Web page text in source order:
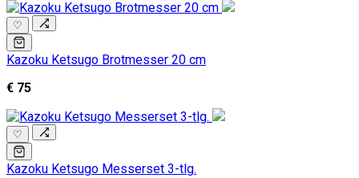
♡
Kazoku Ketsugo Brotmesser 20 cm
€ 75
♡
Kazoku Ketsugo Messerset 3-tlg.